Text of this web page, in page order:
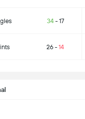
34- 17
26 - 14